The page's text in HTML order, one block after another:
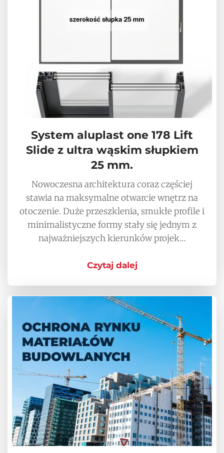
System aluplast one 178 Lift
Slide z ultra wąskim słupkiem
25 mm.
Nowoczesna architektura coraz częściej
stawia na maksymalne otwarcie wnętrz na
otoczenie. Duże przeszklenia, smukłe profile i
minimalistyczne formy stały się jednym z
najważniejszych kierunków projek…
Czytaj dalej